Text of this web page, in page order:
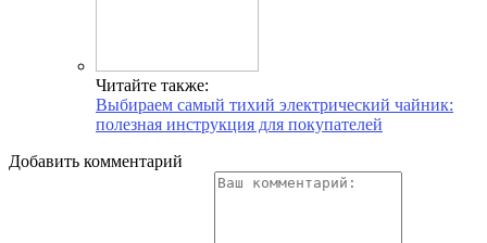
Читайте также:
Выбираем самый тихий электрический чайник:
полезная инструкция для покупателей
Добавить комментарий